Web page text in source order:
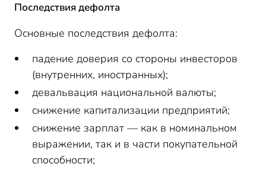
Последствия дефолта
Основные последствия дефолта:
падение доверия со стороны инвесторов
(внутренних, иностранных);
девальвация национальной валюты;
снижение капитализации предприятий;
снижение зарплат — как в номинальном
выражении, так и в части покупательной
способности;